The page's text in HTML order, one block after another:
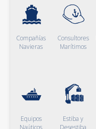
Compañías
Navieras
Consultores
Marítimos
Equipos
Naúticos
Estiba y
Desestiba